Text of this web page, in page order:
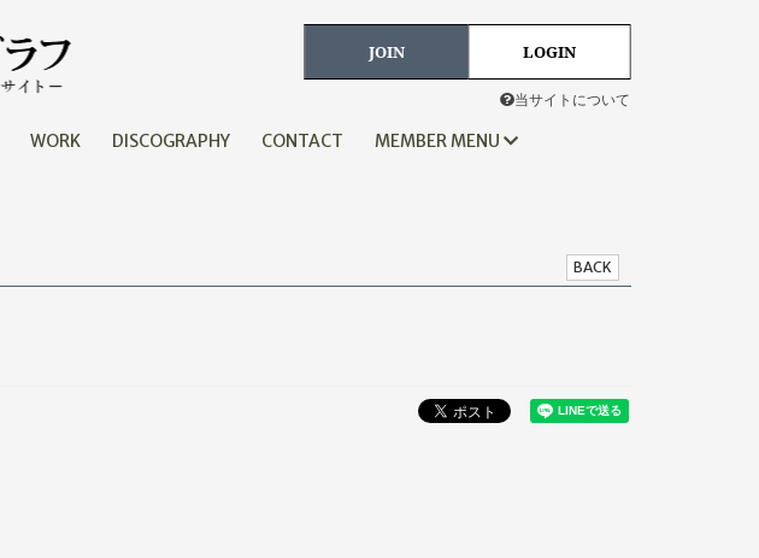
JOIN LOGIN
当サイトについて
WORK DISCOGRAPHY CONTACT MEMBER MENU
BACK